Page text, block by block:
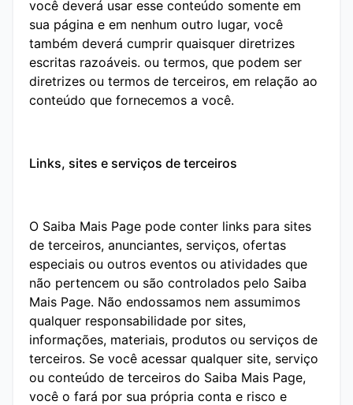
você deverá usar esse conteúdo somente em
sua página e em nenhum outro lugar, você
também deverá cumprir quaisquer diretrizes
escritas razoáveis. ou termos, que podem ser
diretrizes ou termos de terceiros, em relação ao
conteúdo que fornecemos a você.
Links, sites e serviços de terceiros
O Saiba Mais Page pode conter links para sites
de terceiros, anunciantes, serviços, ofertas
especiais ou outros eventos ou atividades que
não pertencem ou são controlados pelo Saiba
Mais Page. Não endossamos nem assumimos
qualquer responsabilidade por sites,
informações, materiais, produtos ou serviços de
terceiros. Se você acessar qualquer site, serviço
ou conteúdo de terceiros do Saiba Mais Page,
você o fará por sua própria conta e risco e